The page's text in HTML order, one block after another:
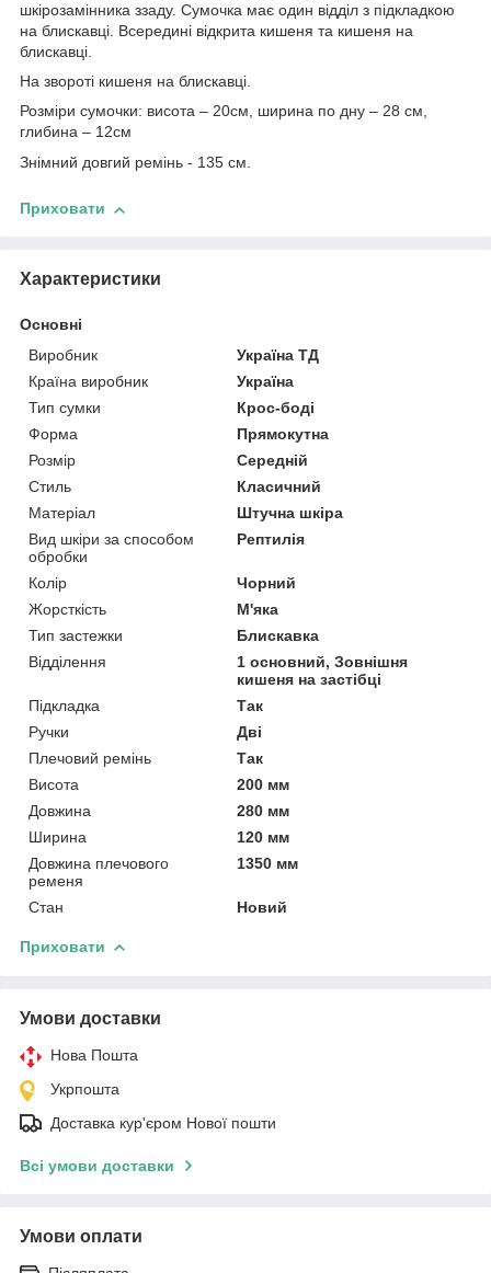
шкірозамінника ззаду. Сумочка має один відділ з підкладкою
на блискавці. Всередині відкрита кишеня та кишеня на
блискавці.
На звороті кишеня на блискавці.
Розміри сумочки: висота – 20см, ширина по дну – 28 см,
глибина – 12см
Знімний довгий ремінь - 135 см.
Приховати
Характеристики
Основні
Виробник
Україна ТД
Країна виробник
Україна
Тип сумки
Крос-боді
Форма
Прямокутна
Розмір
Середній
Стиль
Класичний
Матеріал
Штучна шкіра
Вид шкіри за способом
обробки
Рептилія
Колір
Чорний
Жорсткість
М'яка
Тип застежки
Блискавка
Відділення
1 основний, Зовнішня
кишеня на застібці
Підкладка
Так
Ручки
Дві
Плечовий ремінь
Так
Висота
200 мм
Довжина
280 мм
Ширина
120 мм
Довжина плечового
ременя
1350 мм
Стан Новий
Приховати
Умови доставки
Нова Пошта
Укрпошта
Доставка кур'єром Нової пошти
Всі умови доставки
Умови оплати